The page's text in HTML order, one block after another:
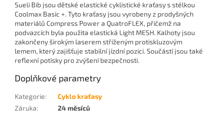
Sueli Bib jsou dětské elastické cyklistické kraťasy s stélkou
Coolmax Basic +. Tyto kraťasy jsou vyrobeny z prodyšných
materiálů Compress Power a QuatroFLEX, přičemž na
podvazcích byla použita elastická Light MESH. Kalhoty jsou
zakončeny širokým laserem střiženým protiskluzovým
lemem, který zajišťuje stabilní jízdní pozici. Součástí jsou také
reflexní potisky pro zvýšení bezpečnosti.
Doplňkové parametry
Kategorie:
Cyklo kraťasy
Záruka: 24 měsíců